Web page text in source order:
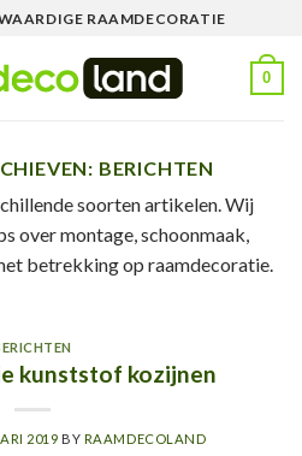
RAAMDECORATIE
0
BERICHTEN
soorten artikelen. Wij
over montage, schoonmaak,
betrekking op raamdecoratie.
kunststof kozijnen
2019 BY RAAMDECOLAND